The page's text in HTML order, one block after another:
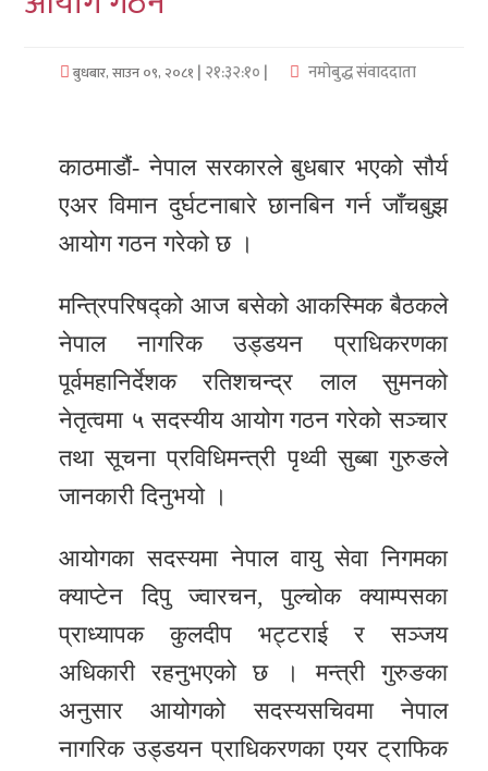
शैली
सूचना
प्रविधि
साहित्य
नमोबुद्ध
English
बुधबार, साउन ०९, २०८१ | २१:३२:१० | नमोबुद्ध संवाददाता
काठमाडौं- नेपाल सरकारले बुधबार भएको सौर्य
एअर विमान दुर्घटनाबारे छानबिन गर्न जाँचबुझ
आयोग गठन गरेको छ ।
मन्त्रिपरिषद्को आज बसेको आकस्मिक बैठकले
नेपाल नागरिक उड्डयन प्राधिकरणका
पूर्वमहानिर्देशक रतिशचन्द्र लाल सुमनको
नेतृत्वमा ५ सदस्यीय आयोग गठन गरेको सञ्चार
तथा सूचना प्रविधिमन्त्री पृथ्वी सुब्बा गुरुङले
जानकारी दिनुभयो ।
आयोगका सदस्यमा नेपाल वायु सेवा निगमका
क्याप्टेन दिपु ज्वारचन, पुल्चोक क्याम्पसका
प्राध्यापक कुलदीप भट्टराई र सञ्जय
अधिकारी रहनुभएको छ । मन्त्री गुरुङका
अनुसार आयोगको सदस्यसचिवमा नेपाल
नागरिक उड्डयन प्राधिकरणका एयर ट्राफिक